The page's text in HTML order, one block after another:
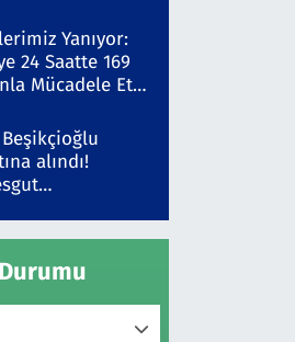
Gözaltında
Yanıyor:
24 Saatte 169
Mücadele Etti!
alındı!